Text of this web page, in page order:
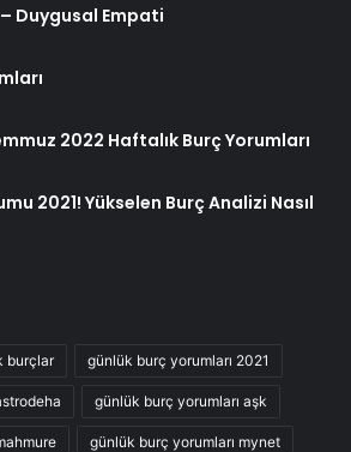
Duygusal Empati
2022 Haftalık Burç Yorumları
2021! Yükselen Burç Analizi Nasıl
burçlar günlük burç yorumları 2021
günlük burç yorumları aşk
günlük burç yorumları mynet